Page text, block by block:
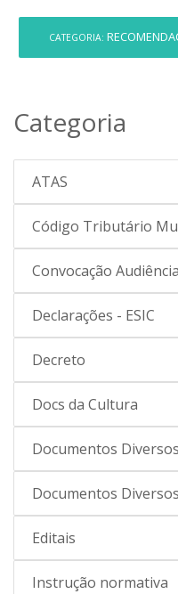
CATEGORIA:
Categoria
ATAS
Código Tributário
Convocação
Declarações - ESIC
Decreto
Docs da Cultura
Documentos Diversos
Documentos
Editais
Instrução normativa